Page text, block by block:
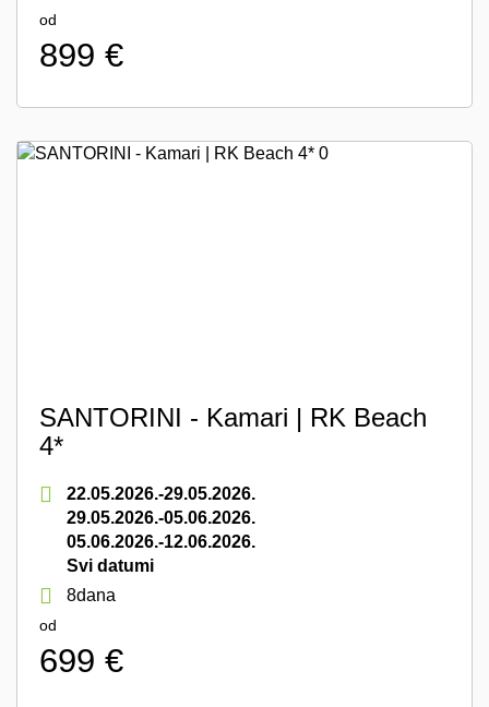
od
899 €
SANTORINI - Kamari | RK Beach
4*
22.05.2026.-29.05.2026.
29.05.2026.-05.06.2026.
05.06.2026.-12.06.2026.
Svi datumi
8dana
od
699 €